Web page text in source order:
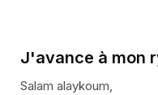
J'avance à mon
Salam alaykoum,